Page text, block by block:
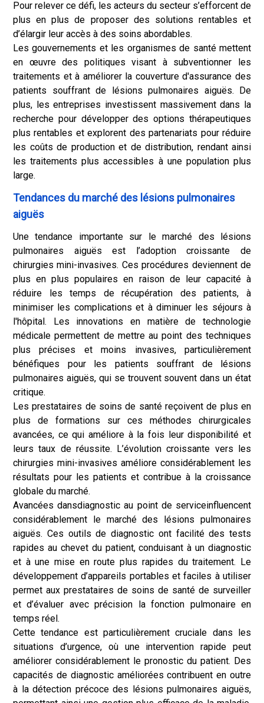
Pour relever ce défi, les acteurs du secteur s’efforcent de
plus en plus de proposer des solutions rentables et
d’élargir leur accès à des soins abordables.
Les gouvernements et les organismes de santé mettent
en œuvre des politiques visant à subventionner les
traitements et à améliorer la couverture d'assurance des
patients souffrant de lésions pulmonaires aiguës. De
plus, les entreprises investissent massivement dans la
recherche pour développer des options thérapeutiques
plus rentables et explorent des partenariats pour réduire
les coûts de production et de distribution, rendant ainsi
les traitements plus accessibles à une population plus
large.
Tendances du marché des lésions pulmonaires
aiguës
Une tendance importante sur le marché des lésions
pulmonaires aiguës est l’adoption croissante de
chirurgies mini-invasives. Ces procédures deviennent de
plus en plus populaires en raison de leur capacité à
réduire les temps de récupération des patients, à
minimiser les complications et à diminuer les séjours à
l'hôpital. Les innovations en matière de technologie
médicale permettent de mettre au point des techniques
plus précises et moins invasives, particulièrement
bénéfiques pour les patients souffrant de lésions
pulmonaires aiguës, qui se trouvent souvent dans un état
critique.
Les prestataires de soins de santé reçoivent de plus en
plus de formations sur ces méthodes chirurgicales
avancées, ce qui améliore à la fois leur disponibilité et
leurs taux de réussite. L’évolution croissante vers les
chirurgies mini-invasives améliore considérablement les
résultats pour les patients et contribue à la croissance
globale du marché.
Avancées dansdiagnostic au point de serviceinfluencent
considérablement le marché des lésions pulmonaires
aiguës. Ces outils de diagnostic ont facilité des tests
rapides au chevet du patient, conduisant à un diagnostic
et à une mise en route plus rapides du traitement. Le
développement d’appareils portables et faciles à utiliser
permet aux prestataires de soins de santé de surveiller
et d’évaluer avec précision la fonction pulmonaire en
temps réel.
Cette tendance est particulièrement cruciale dans les
situations d’urgence, où une intervention rapide peut
améliorer considérablement le pronostic du patient. Des
capacités de diagnostic améliorées contribuent en outre
à la détection précoce des lésions pulmonaires aiguës,